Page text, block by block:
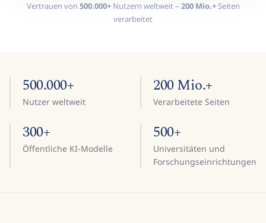
Vertrauen von 500.000+Nutzern weltweit – 200 Mio.+Seiten
verarbeitet
500.000+
Nutzer weltweit
200 Mio.+
Verarbeitete Seiten
300+
Öffentliche KI-Modelle
500+
Universitäten und
Forschungseinrichtungen